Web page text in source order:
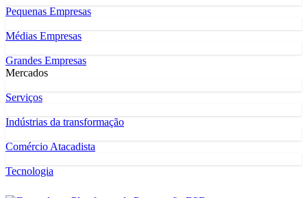
Pequenas Empresas
Médias Empresas
Grandes Empresas
Mercados
Serviços
Indústrias da transformação
Comércio Atacadista
Tecnologia